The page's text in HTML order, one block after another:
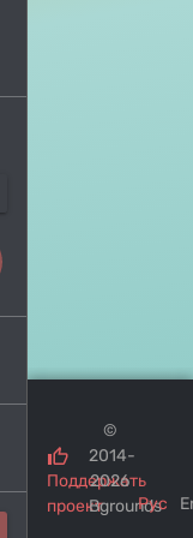
Поддержать
проект
©
2014-
2026
Bgrounds
Рус